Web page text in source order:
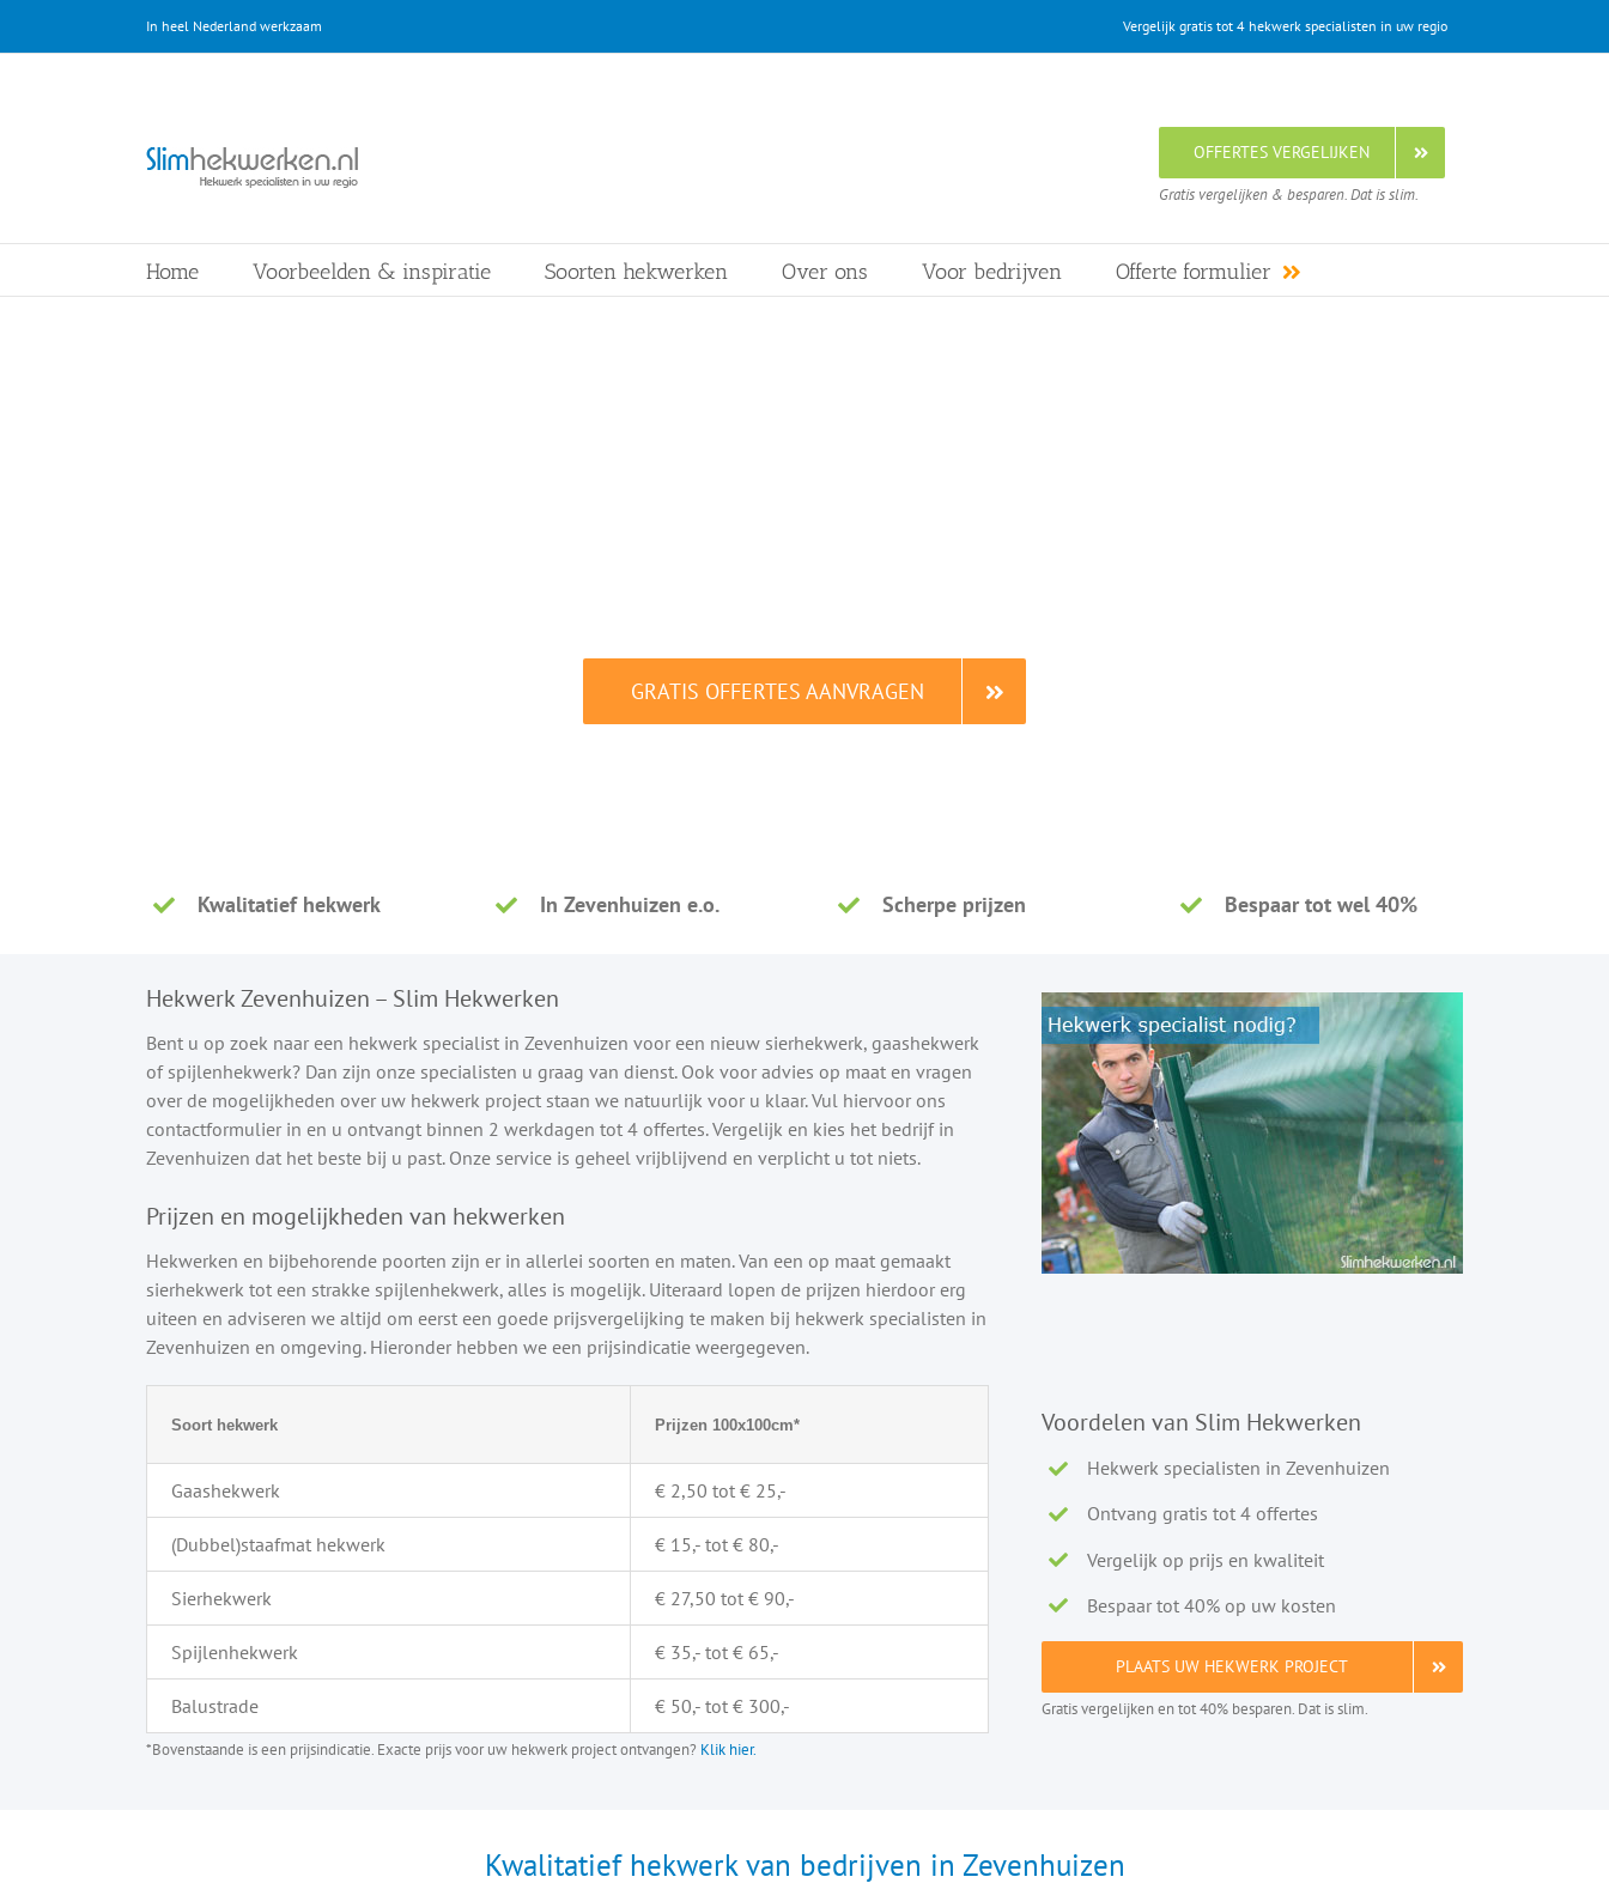
In heel Nederland werkzaam Vergelijk gratis tot 4 hekwerk specialisten in uw regio
OFFERTES VERGELIJKEN
Gratis vergelijken & besparen. Dat is slim.
Home Voorbeelden & inspiratie Soorten hekwerken Over ons Voor bedrijven Offerte formulier
GRATIS OFFERTES AANVRAGEN
Kwalitatief hekwerk In Zevenhuizen e.o. Scherpe prijzen Bespaar tot wel 40%
Hekwerk Zevenhuizen – Slim Hekwerken
Bent u op zoek naar een hekwerk specialist in Zevenhuizen voor een nieuw sierhekwerk, gaashekwerk
of spijlenhekwerk? Dan zijn onze specialisten u graag van dienst. Ook voor advies op maat en vragen
over de mogelijkheden over uw hekwerk project staan we natuurlijk voor u klaar. Vul hiervoor ons
contactformulier in en u ontvangt binnen 2 werkdagen tot 4 offertes. Vergelijk en kies het bedrijf in
Zevenhuizen dat het beste bij u past. Onze service is geheel vrijblijvend en verplicht u tot niets.
Prijzen en mogelijkheden van hekwerken
Hekwerken en bijbehorende poorten zijn er in allerlei soorten en maten. Van een op maat gemaakt
sierhekwerk tot een strakke spijlenhekwerk, alles is mogelijk. Uiteraard lopen de prijzen hierdoor erg
uiteen en adviseren we altijd om eerst een goede prijsvergelijking te maken bij hekwerk specialisten in
Zevenhuizen en omgeving. Hieronder hebben we een prijsindicatie weergegeven.
Soort hekwerk Prijzen 100x100cm*
Gaashekwerk € 2,50 tot € 25,-
(Dubbel)staafmat hekwerk € 15,- tot € 80,-
Sierhekwerk € 27,50 tot € 90,-
Spijlenhekwerk € 35,- tot € 65,-
Balustrade € 50,- tot € 300,-
*Bovenstaande is een prijsindicatie. Exacte prijs voor uw hekwerk project ontvangen? Klik hier.
Voordelen van Slim Hekwerken
Hekwerk specialisten in Zevenhuizen
Ontvang gratis tot 4 offertes
Vergelijk op prijs en kwaliteit
Bespaar tot 40% op uw kosten
PLAATS UW HEKWERK PROJECT
Gratis vergelijken en tot 40% besparen. Dat is slim.
Kwalitatief hekwerk van bedrijven in Zevenhuizen